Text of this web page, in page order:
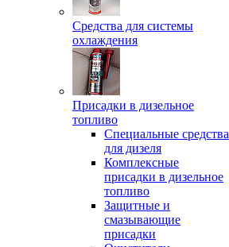
Средства для системы
охлаждения
Присадки в дизельное
топливо
Спeциальные средства
для дизеля
Комплексные
присадки в дизельное
топливо
Защитные и
смазывающие
присадки